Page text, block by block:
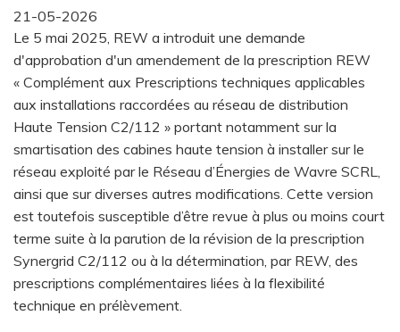
21-05-2026
Le 5 mai 2025, REW a introduit une demande
d'approbation d'un amendement de la prescription REW
« Complément aux Prescriptions techniques applicables
aux installations raccordées au réseau de distribution
Haute Tension C2/112 » portant notamment sur la
smartisation des cabines haute tension à installer sur le
réseau exploité parle Réseau d’Énergies de Wavre SCRL,
ainsi que sur diverses autres modifications. Cette version
est toutefois susceptible d’être revue à plus ou moins court
terme suite à la parution de la révision de la prescription
Synergrid C2/112 ou à la détermination, par REW, des
prescriptions complémentaires liées à la flexibilité
technique en prélèvement.